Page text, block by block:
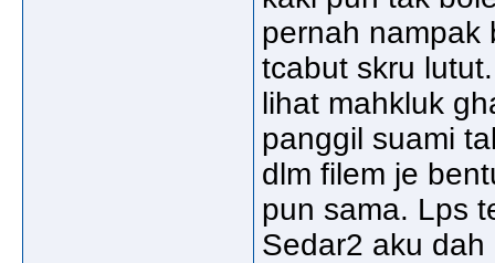
pernah nampak
tcabut skru
lihat mahkluk
panggil suami
dlm filem je
pun sama. Lps
Sedar2 aku